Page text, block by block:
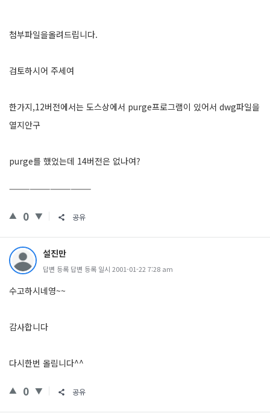
첨부파일을올려드립니다.
검토하시어 주세여
한가지,12버전에서는 도스상에서 purge프로그램이 있어서 dwg파일을
열지안구
purge를 했었는데 14버전은 없나여?
————————————
0 공유
설진만
답변 등록 답변 등록 일시 2001-01-22 7:28 am
수고하시네영~~
감사합니다
다시한번 올림니다^^
0 공유